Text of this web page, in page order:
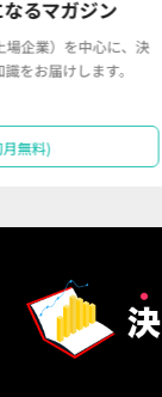
決
web3の
のお仕事
Google